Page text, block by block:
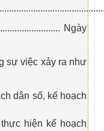
Ngày
sự việc xảy ra như
dân số, kế hoạch
hiện kế hoạch